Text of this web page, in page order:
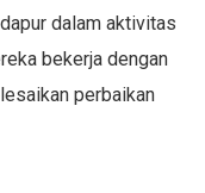
dalam aktivitas
bekerja dengan
perbaikan